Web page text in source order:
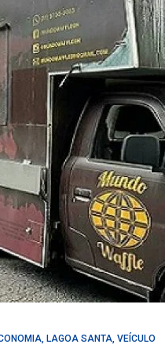
, LAGOA SANTA, VEÍCULO